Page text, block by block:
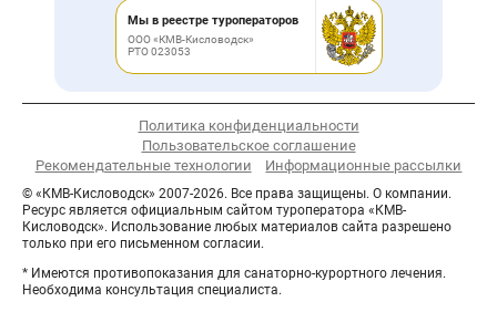
Мы в реестре туроператоров
ООО «КМВ-Кисловодск»
РТО 023053
Политика конфиденциальности
Пользовательское соглашение
Рекомендательные технологии
Информационные рассылки
© «КМВ-Кисловодск» 2007-2026. Все права защищены. О компании.
Ресурс является официальным сайтом туроператора «КМВ-
Кисловодск». Использование любых материалов сайта разрешено
только при его письменном согласии.
* Имеются противопоказания для санаторно-курортного лечения.
Необходима консультация специалиста.